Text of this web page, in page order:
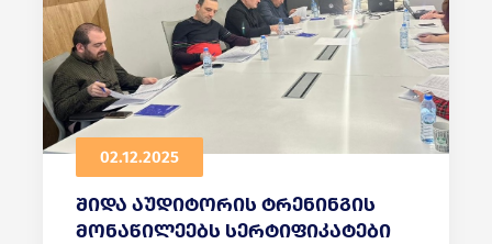
02.12.2025
შიდა აუდიტორის ტრენინგის
მონაწილეებს სერტიფიკატები